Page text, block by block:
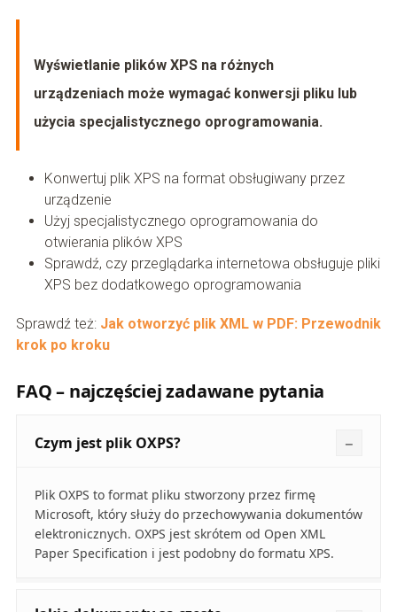
Wyświetlanie plików XPS na różnych
urządzeniach może wymagać konwersji pliku lub
użycia specjalistycznego oprogramowania.
Konwertuj plik XPS na format obsługiwany przez
urządzenie
Użyj specjalistycznego oprogramowania do
otwierania plików XPS
Sprawdź, czy przeglądarka internetowa obsługuje pliki
XPS bez dodatkowego oprogramowania
Sprawdź też: Jak otworzyć plik XML w PDF: Przewodnik
krok po kroku
FAQ – najczęściej zadawane pytania
Czym jest plik OXPS?
Plik OXPS to format pliku stworzony przez firmę
Microsoft, który służy do przechowywania dokumentów
elektronicznych. OXPS jest skrótem od Open XML
Paper Specification i jest podobny do formatu XPS.